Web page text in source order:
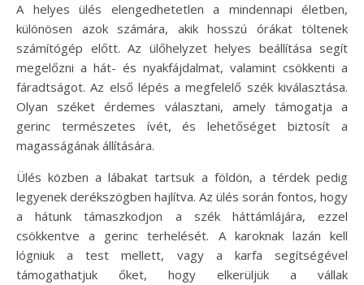
A helyes ülés elengedhetetlen a mindennapi életben,
különösen azok számára, akik hosszú órákat töltenek
számítógép előtt. Az ülőhelyzet helyes beállítása segít
megelőzni a hát- és nyakfájdalmat, valamint csökkenti a
fáradtságot. Az első lépés a megfelelő szék kiválasztása.
Olyan széket érdemes választani, amely támogatja a
gerinc természetes ívét, és lehetőséget biztosít a
magasságának állítására.
Ülés közben a lábakat tartsuk a földön, a térdek pedig
legyenek derékszögben hajlítva. Az ülés során fontos, hogy
a hátunk támaszkodjon a szék háttámlájára, ezzel
csökkentve a gerinc terhelését. A karoknak lazán kell
lógniuk a test mellett, vagy a karfa segítségével
támogathatjuk őket, hogy elkerüljük a vállak